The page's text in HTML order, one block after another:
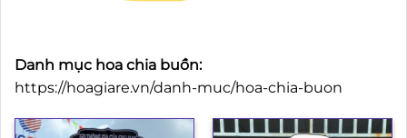
Danh mục hoa chia buồn:
https://hoagiare.vn/danh-muc/hoa-chia-buon